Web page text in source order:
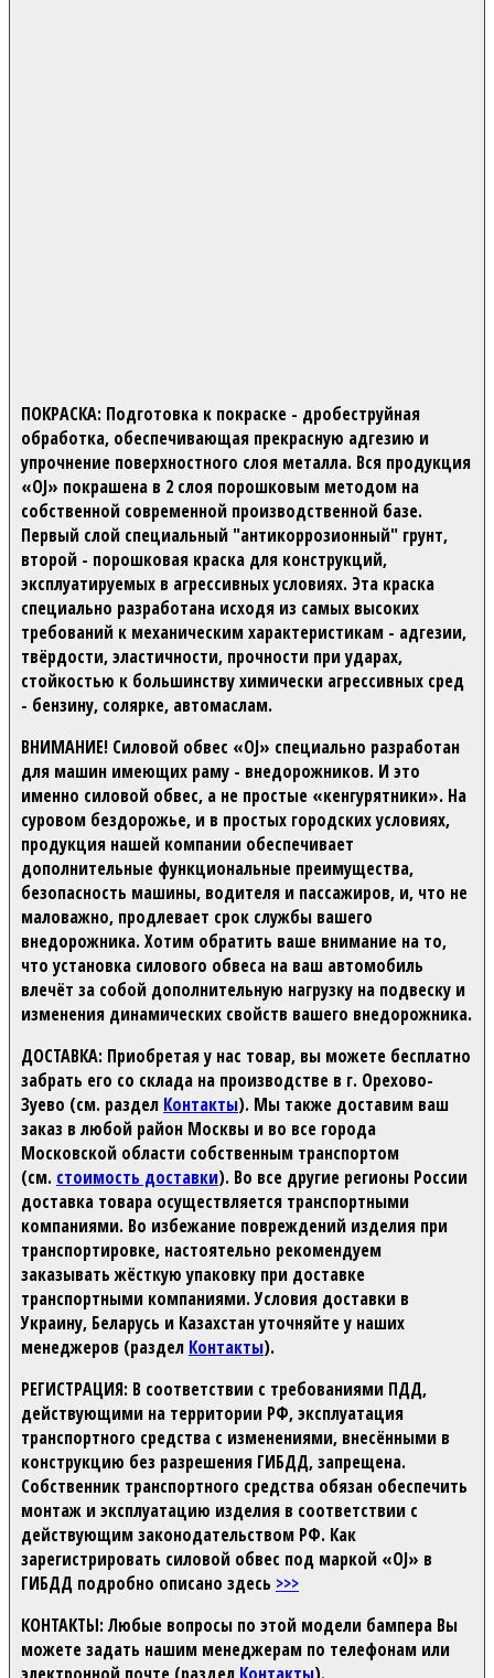
ПОКРАСКА: Подготовка к покраске - дробеструйная
обработка, обеспечивающая прекрасную адгезию и
упрочнение поверхностного слоя металла. Вся продукция
«OJ» покрашена в 2 слоя порошковым методом на
собственной современной производственной базе.
Первый слой специальный "антикоррозионный" грунт,
второй - порошковая краска для конструкций,
эксплуатируемых в агрессивных условиях. Эта краска
специально разработана исходя из самых высоких
требований к механическим характеристикам - адгезии,
твёрдости, эластичности, прочности при ударах,
стойкостью к большинству химически агрессивных сред
- бензину, солярке, автомаслам.
ВНИМАНИЕ! Силовой обвес «OJ» специально разработан
для машин имеющих раму - внедорожников. И это
именно силовой обвес, а не простые «кенгурятники». На
суровом бездорожье, и в простых городских условиях,
продукция нашей компании обеспечивает
дополнительные функциональные преимущества,
безопасность машины, водителя и пассажиров, и, что не
маловажно, продлевает срок службы вашего
внедорожника. Хотим обратить ваше внимание на то,
что установка силового обвеса на ваш автомобиль
влечёт за собой дополнительную нагрузку на подвеску и
изменения динамических свойств вашего внедорожника.
ДОСТАВКА: Приобретая у нас товар, вы можете бесплатно
забрать его со склада на производстве в г. Орехово-
Зуево (см. раздел Контакты). Мы также доставим ваш
заказ в любой район Москвы и во все города
Московской области собственным транспортом
(см. стоимость доставки). Во все другие регионы России
доставка товара осуществляется транспортными
компаниями. Во избежание повреждений изделия при
транспортировке, настоятельно рекомендуем
заказывать жёсткую упаковку при доставке
транспортными компаниями. Условия доставки в
Украину, Беларусь и Казахстан уточняйте у наших
менеджеров (раздел Контакты).
РЕГИСТРАЦИЯ: В соответствии с требованиями ПДД,
действующими на территории РФ, эксплуатация
транспортного средства с изменениями, внесёнными в
конструкцию без разрешения ГИБДД, запрещена.
Собственник транспортного средства обязан обеспечить
монтаж и эксплуатацию изделия в соответствии с
действующим законодательством РФ. Как
зарегистрировать силовой обвес под маркой «OJ» в
ГИБДД подробно описано здесь >>>
КОНТАКТЫ: Любые вопросы по этой модели бампера Вы
можете задать нашим менеджерам по телефонам или